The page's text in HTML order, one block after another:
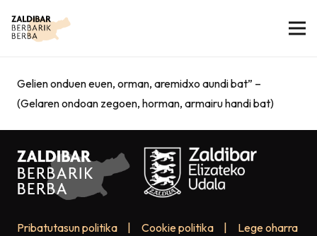
Gelien onduen euen, orman, aremidxo aundi bat” –
(Gelaren ondoan zegoen, horman, armairu handi bat)
Pribatutasun politika Cookie politika Lege oharra